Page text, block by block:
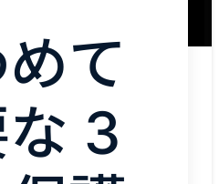
て
3